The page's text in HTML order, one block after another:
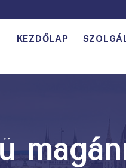
KEZDŐLAP